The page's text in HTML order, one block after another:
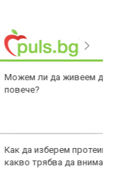
до 146 години, а и
шейк и за